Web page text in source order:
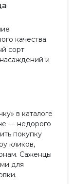
качества
сорт
и
в каталоге
— недорого
покупку
кликов,
Саженцы
для